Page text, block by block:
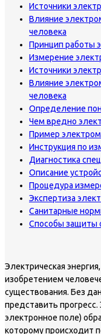
Источники
Влияние
человека
Принцип работы
Измерение
Источники
Влияние
человека
Определение
Чем вредно
Пример
Инструкция по
Диагностика
Описание
Процедура
Экспертиза
Санитарные
Способы защиты
Электрическая
изобретением
существования. Без
представить
электронное поле)
которому происходит